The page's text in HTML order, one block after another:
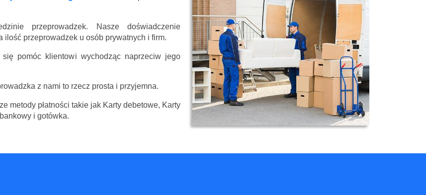
przeprowadzek. Nasze doświadczenie
przeprowadzek u osób prywatnych i firm.
pomóc klientowi wychodząc naprzeciw jego
z nami to rzecz prosta i przyjemna.
metody płatności takie jak Karty debetowe, Karty
i gotówka.